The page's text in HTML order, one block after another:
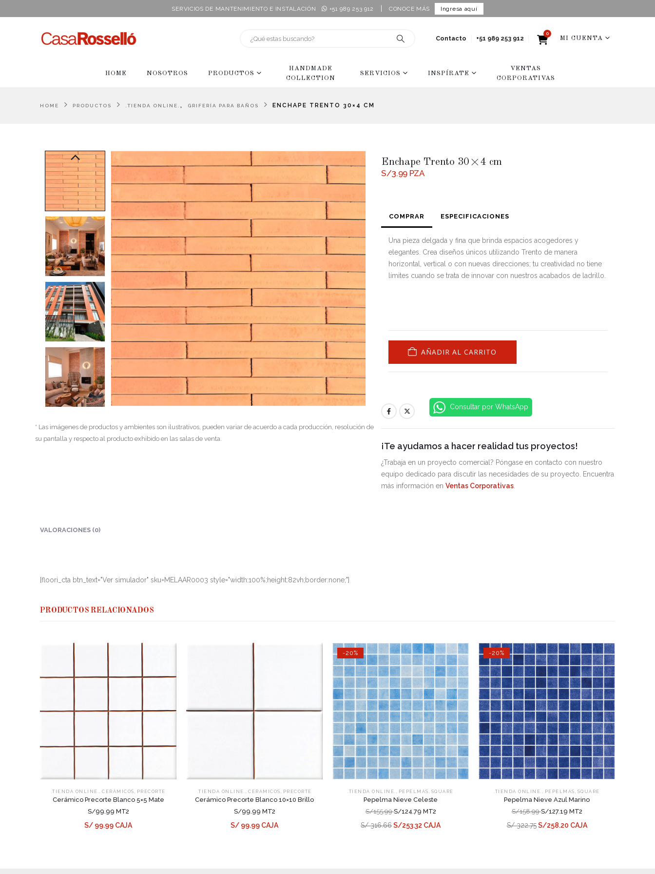
SERVICIOS DE MANTENIMIENTO E INSTALACIÓN +51 989 253 912 CONOCE MÁS Ingresa aquí
Contacto +51 989 253 912
0
MI CUENTA
HOME NOSOTROS PRODUCTOS
HANDMADE
COLLECTION
SERVICIOS INSPÍRATE
VENTAS
CORPORATIVAS
HOME PRODUCTOS .TIENDA ONLINE. , GRIFERÍA PARA BAÑOS ENCHAPE TRENTO 30×4 CM
* Las imágenes de productos y ambientes son ilustrativos, pueden variar de acuerdo a cada producción, resolución de
su pantalla y respecto al producto exhibido en las salas de venta.
Enchape Trento 30×4 cm
S/3.99PZA
COMPRAR ESPECIFICACIONES
Una pieza delgada y fina que brinda espacios acogedores y
elegantes. Crea diseños únicos utilizando Trento de manera
horizontal, vertical o con nuevas direcciones; tu creatividad no tiene
límites cuando se trata de innovar con nuestros acabados de ladrillo.
AÑADIR AL CARRITO
Consultar por WhatsApp
¡Te ayudamos a hacer realidad tus proyectos!
¿Trabaja en un proyecto comercial? Póngase en contacto con nuestro
equipo dedicado para discutir las necesidades de su proyecto. Encuentra
más información en Ventas Corporativas.
VALORACIONES (0)
[floori_cta btn_text="Ver simulador" sku=MELAAR0003 style="width:100%;height:82vh;border:none;"]
PRODUCTOS RELACIONADOS
.TIENDA ONLINE. , CERÁMICOS , PRECORTE
Cerámico Precorte Blanco 5×5 Mate
S/99.99 MT2
S/ 99.99 CAJA
.TIENDA ONLINE. , CERÁMICOS , PRECORTE
Cerámico Precorte Blanco 10×10 Brillo
S/99.99 MT2
S/ 99.99 CAJA
-20%
.TIENDA ONLINE. , PEPELMAS , SQUARE
Pepelma Nieve Celeste
S/155.99S/124.79 MT2
S/ 316.66S/253.32 CAJA
-20%
.TIENDA ONLINE. , PEPELMAS , SQUARE
Pepelma Nieve Azul Marino
S/158.99S/127.19 MT2
S/ 322.75S/258.20 CAJA